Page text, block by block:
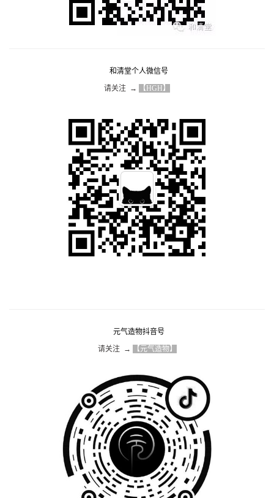
和清堂个人微信号
请关注  → 【HGH】
元气造物抖音号
请关注  → 【元气造物】